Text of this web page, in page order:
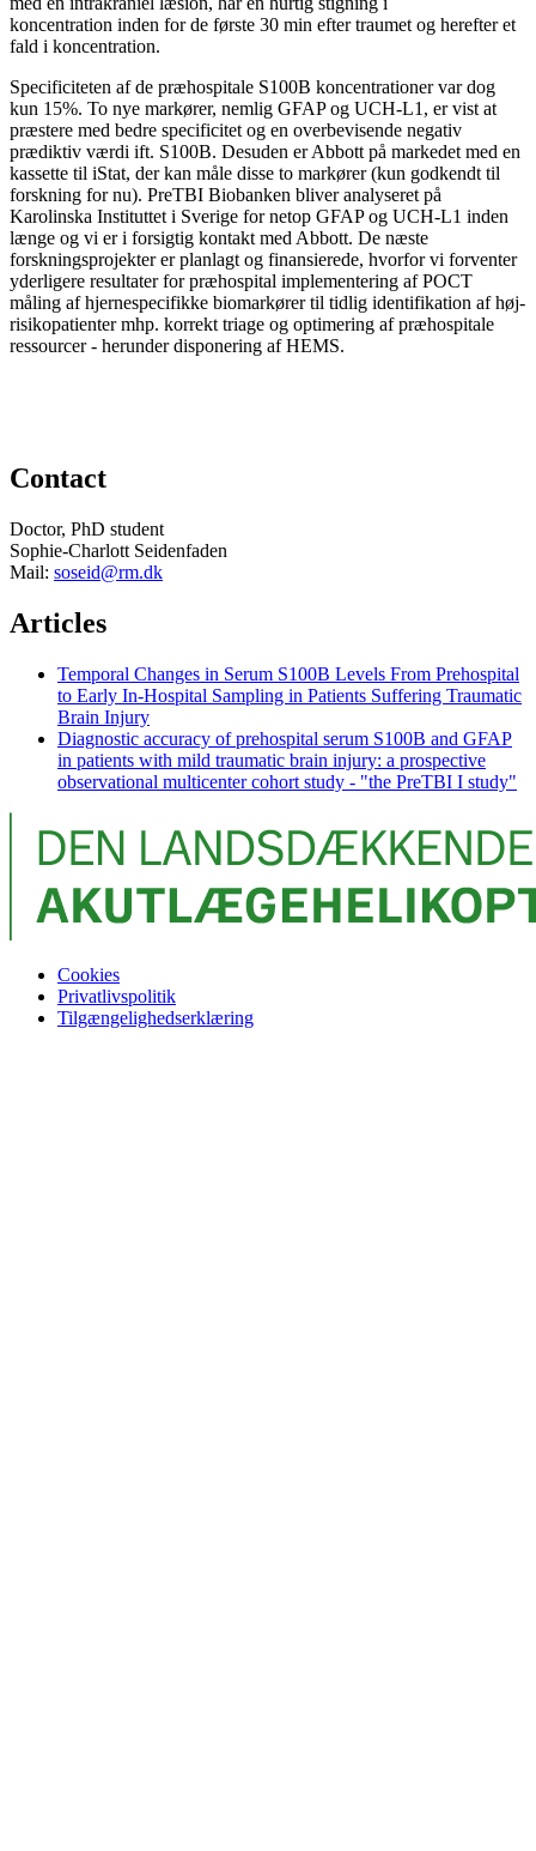
koncentration inden for de første 30 min efter traumet og herefter et
fald i koncentration.
Specificiteten af de præhospitale S100B koncentrationer var dog
kun 15%. To nye markører, nemlig GFAP og UCH-L1, er vist at
præstere med bedre specificitet og en overbevisende negativ
prædiktiv værdi ift. S100B. Desuden er Abbott på markedet med en
kassette til iStat, der kan måle disse to markører (kun godkendt til
forskning for nu). PreTBI Biobanken bliver analyseret på
Karolinska Instituttet i Sverige for netop GFAP og UCH-L1 inden
længe og vi er i forsigtig kontakt med Abbott. De næste
forskningsprojekter er planlagt og finansierede, hvorfor vi forventer
yderligere resultater for præhospital implementering af POCT
måling af hjernespecifikke biomarkører til tidlig identifikation af høj-
risikopatienter mhp. korrekt triage og optimering af præhospitale
ressourcer - herunder disponering af HEMS.
Contact
Doctor, PhD student
Sophie-Charlott Seidenfaden
Mail: soseid@rm.dk
Articles
Temporal Changes in Serum S100B Levels From Prehospital
to Early In-Hospital Sampling in Patients Suffering Traumatic
Brain Injury
Diagnostic accuracy of prehospital serum S100B and GFAP
in patients with mild traumatic brain injury: a prospective
observational multicenter cohort study - "the PreTBI I study"
Cookies
Privatlivspolitik
Tilgængelighedserklæring